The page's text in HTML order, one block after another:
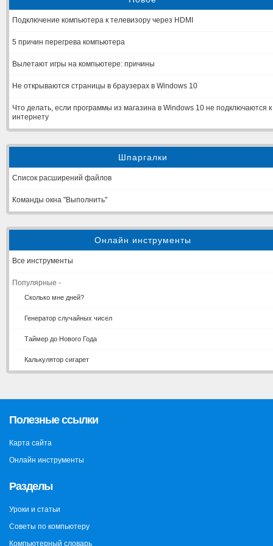
Подключение компьютера к телевизору через HDMI
5 причин перегрева компьютера
Вылетают игры на компьютере: причины
Не открываются страницы в браузерах в Windows 10
Что делать, если программы из магазина в Windows 10 не подключаются к
интернету
Шпаргалки
Список расширений файлов
Команды окна "Выполнить"
Онлайн инструменты
Все инструменты
Популярные -
Сколько мне дней?
Генератор случайных чисел
Таймер до Нового Года
Калькулятор сигарет
Полезные ссылки
Карта сайта
Онлайн инструменты
Разделы
Уроки и статьи
Советы по компьютеру
Компьютерный словарь